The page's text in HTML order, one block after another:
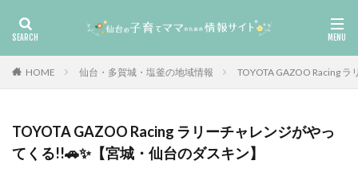
HOME 仙台・多賀城・塩釜の地域情報 TOYOTA GAZOO Racing
TOYOTA GAZOO Racing ラリーチャレンジがやっ
てくる!!🚗✨【宮城・仙台のダスキン】